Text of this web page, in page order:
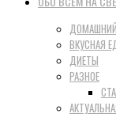
ВКУСНАЯ
ДИЕТЫ
РАЗНОЕ